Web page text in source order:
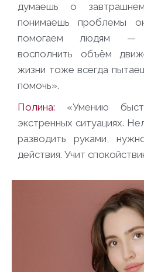
думаешь о
понимаешь проблемы
помогаем людям —
восполнить объём
жизни тоже всегда
помочь».
Полина: «Умению
экстренных ситуациях.
разводить руками,
действия. Учит